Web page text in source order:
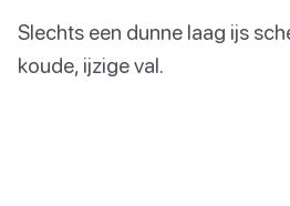
Slechts een dunne laag ijs
koude, ijzige val.